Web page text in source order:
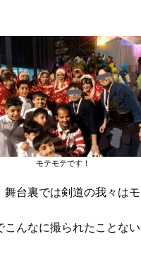
モテモテです！
舞台裏では剣道の我々は
こんなに撮られたことな